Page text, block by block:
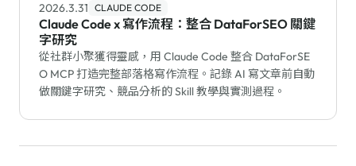
2026.3.31 CLAUDE CODE
Claude Code x 寫作流程：整合 DataForSEO 關鍵
字研究
從社群小聚獲得靈感，用 Claude Code 整合 DataForSE
O MCP 打造完整部落格寫作流程。記錄 AI 寫文章前自動
做關鍵字研究、競品分析的 Skill 教學與實測過程。